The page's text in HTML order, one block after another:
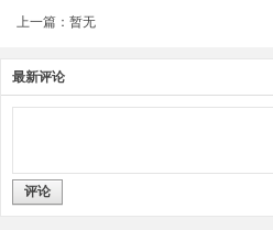
上一篇：暂无
最新评论
评论